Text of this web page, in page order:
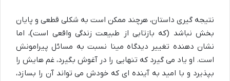
نتیجه گیری داستان، هرچند ممکن است به شکلی قطعی و پایان
بخش نباشد (که بازتابی از طبیعت زندگی واقعی است)، اما
نشان دهنده تغییر دیدگاه مینا نسبت به مسائل پیرامونش
است. او یاد می گیرد که تنهایی را در آغوش بگیرد، غم هایش را
بپذیرد و با امید به آینده ای که خودش می تواند آن را بسازد،